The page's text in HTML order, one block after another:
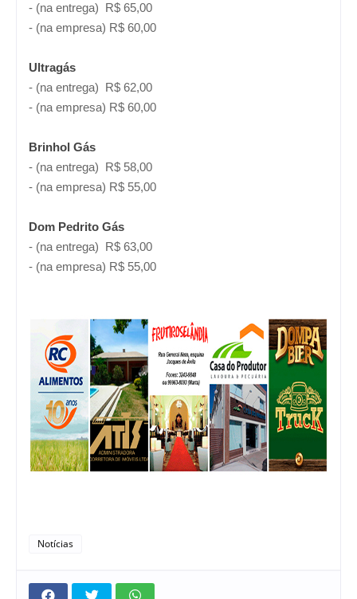
- (na entrega) R$ 65,00
- (na empresa) R$ 60,00
Ultragás
- (na entrega) R$ 62,00
- (na empresa) R$ 60,00
Brinhol Gás
- (na entrega) R$ 58,00
- (na empresa) R$ 55,00
Dom Pedrito Gás
- (na entrega) R$ 63,00
- (na empresa) R$ 55,00
Notícias